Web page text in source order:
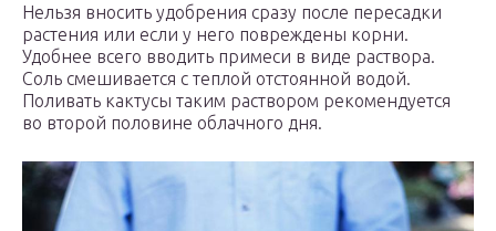
Нельзя вносить удобрения сразу после пересадки
растения или если у него повреждены корни.
Удобнее всего вводить примеси в виде раствора.
Соль смешивается с теплой отстоянной водой.
Поливать кактусы таким раствором рекомендуется
во второй половине облачного дня.